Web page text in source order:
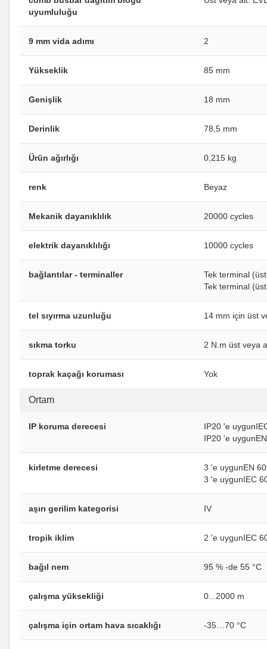
uyumluluğu
9 mm vida adımı 2
Yükseklik 85 mm
Genişlik 18 mm
Derinlik 78,5 mm
Ürün ağırlığı 0,215 kg
renk Beyaz
Mekanik dayanıklılık 20000 cycles
elektrik dayanıklılığı 10000 cycles
bağlantılar - terminaller
Tek terminal
Tek terminal
tel sıyırma uzunluğu 14 mm için üst
sıkma torku 2 N.m üst veya
toprak kaçağı koruması Yok
Ortam
IP koruma derecesi
IP20 'e
IP20 'e
kirletme derecesi
3 'e uygunEN
3 'e uygunIEC
aşırı gerilim kategorisi IV
tropik iklim 2 'e uygunIEC
bağıl nem 95 % -de 55 °C
çalışma yüksekliği 0...2000 m
çalışma için ortam hava sıcaklığı -35…70 °C